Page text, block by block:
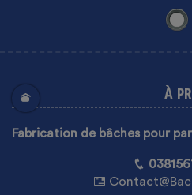
À
Fabrication de bâches pour